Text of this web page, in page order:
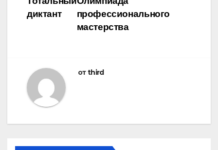
Навигация
по
профессионального
мастерства
диктант
отthird